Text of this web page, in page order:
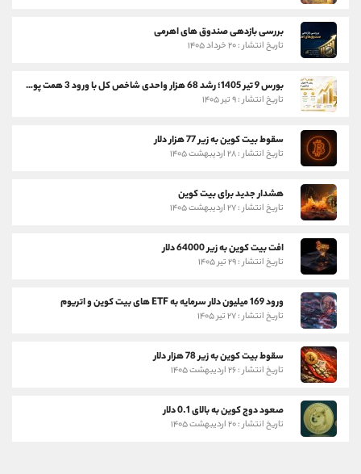
بررسی بازدهی صندوق های اهرمی
تاریخ انتشار : ۲۰ خرداد ۱۴۰۵
بورس 9 تیر 1405؛ رشد 68 هزار واحدی شاخص کل با ورود 3 همت پول حقیقی
تاریخ انتشار : ۹ تیر ۱۴۰۵
سقوط بیت کوین به زیر 77 هزار دلار
تاریخ انتشار : ۲۸ اردیبهشت ۱۴۰۵
هشدار جدید برای بیت کوین
تاریخ انتشار : ۲۷ اردیبهشت ۱۴۰۵
افت بیت کوین به زیر 64000 دلار
تاریخ انتشار : ۲۹ تیر ۱۴۰۵
ورود 169 میلیون دلار سرمایه به ETF های بیت کوین و اتریوم
تاریخ انتشار : ۲۷ تیر ۱۴۰۵
سقوط بیت کوین به زیر 78 هزار دلار
تاریخ انتشار : ۲۶ اردیبهشت ۱۴۰۵
صعود دوج کوین به بالای 0.1 دلار
تاریخ انتشار : ۲۰ اردیبهشت ۱۴۰۵